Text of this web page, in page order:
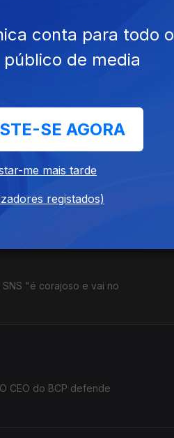
IRS praticamente parou
cedo do que mais
diz.
"é corajoso e vai no
CEO do BCP defende
conta para todo o
de media
SE AGORA
me mais tarde
registados)